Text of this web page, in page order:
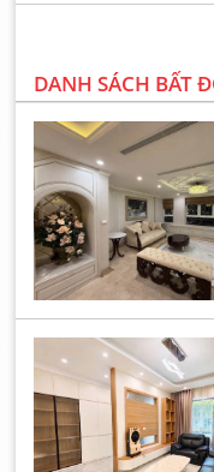
*CHUNG CƯ SWAN
Tổ hợp căn hộ chung
khúc cao cấp, nằm tại
đẳng cấp quốc tế,
cư dân ở Khu căn hộ
DANH SÁCH BẤT